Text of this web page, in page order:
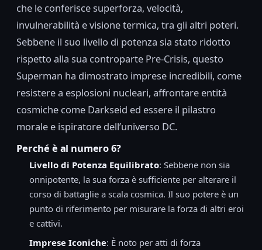
che le conferisce superforza, velocità,
invulnerabilità e visione termica, tra gli altri poteri.
Sebbene il suo livello di potenza sia stato ridotto
rispetto alla sua controparte Pre-Crisis, questo
Superman ha dimostrato imprese incredibili, come
resistere a esplosioni nucleari, affrontare entità
cosmiche come Darkseid ed essere il pilastro
morale e ispiratore dell’universo DC.
Perché è al numero 6?
Livello di Potenza Equilibrato: Sebbene non sia
onnipotente, la sua forza è sufficiente per alterare il
corso di battaglie a scala cosmica. Il suo potere è un
punto di riferimento per misurare la forza di altri eroi
e cattivi.
Imprese Iconiche: È noto per atti di forza